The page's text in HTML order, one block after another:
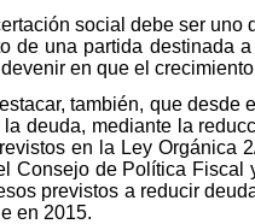
social debe ser
de una partida destinada
en que el
también, que
deuda, mediante la
en la Ley Orgánica
Consejo de Política Fiscal
previstos a reducir
en 2015.